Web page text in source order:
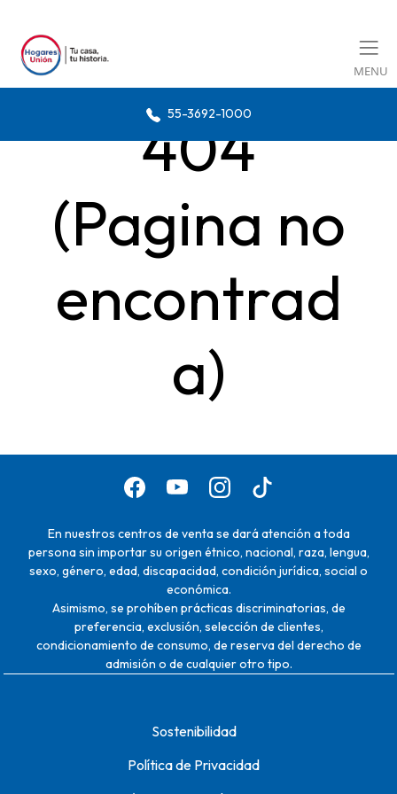
MENU
55-3692-1000
404
(Pagina no
encontrad
a)
En nuestros centros de venta se dará atención a toda
persona sin importar su origen étnico, nacional, raza, lengua,
sexo, género, edad, discapacidad, condición jurídica, social o
económica.
Asimismo, se prohíben prácticas discriminatorias, de
preferencia, exclusión, selección de clientes,
condicionamiento de consumo, de reserva del derecho de
admisión o de cualquier otro tipo.
Sostenibilidad
Política de Privacidad